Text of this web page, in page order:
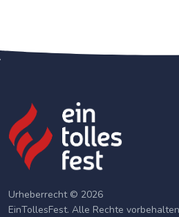
Urheberrecht © 2026
EinTollesFest. Alle Rechte